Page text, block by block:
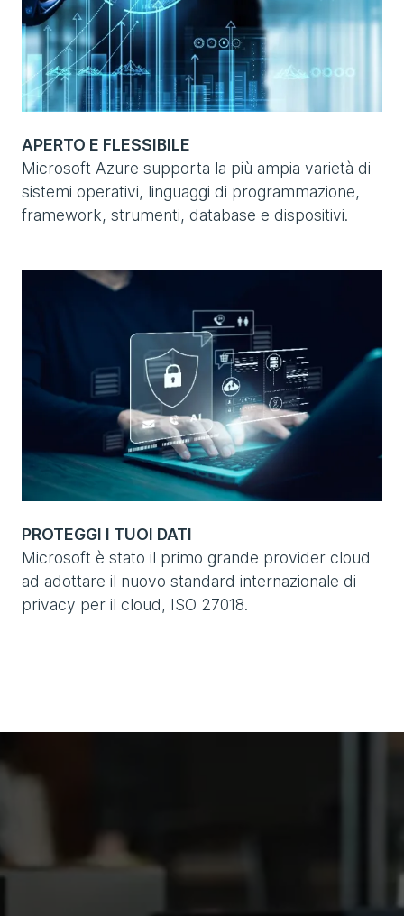
APERTO E FLESSIBILE
Microsoft Azure supporta la più ampia varietà di
sistemi operativi, linguaggi di programmazione,
framework, strumenti, database e dispositivi.
PROTEGGI I TUOI DATI
Microsoft è stato il primo grande provider cloud
ad adottare il nuovo standard internazionale di
privacy per il cloud, ISO 27018.